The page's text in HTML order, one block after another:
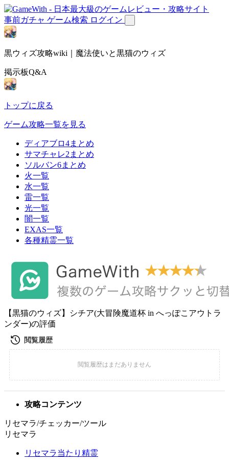
事前ガチャ ゲーム検索 ログイン
黒ウィズ攻略wiki｜魔法使いと黒猫のウィズ
掲示板Q&A
トップに戻る
ゲーム攻略一覧を見る
ディアブロ4まとめ
サマチャレ2まとめ
ソルバン6まとめ
火一覧
水一覧
雷一覧
光一覧
闇一覧
EXAS一覧
各種精霊一覧
【黒猫のウィズ】シチア(大冒険魔道杯 in へっぽこアウトラ
ンダー)の評価
攻略コンテンツ
リセマラ/チェッカー/ツール
リセマラ
リセマラ当たり精霊